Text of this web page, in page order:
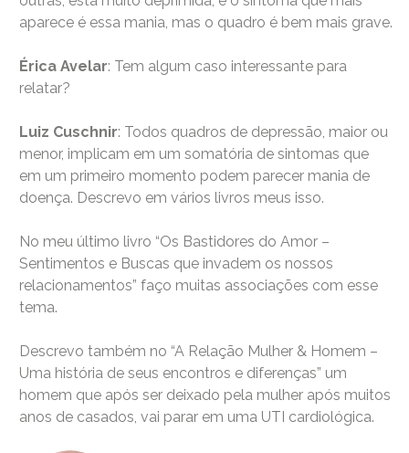
aparece é essa mania, mas o quadro é bem mais grave.
Érica Avelar: Tem algum caso interessante para
relatar?
Luiz Cuschnir: Todos quadros de depressão, maior ou
menor, implicam em um somatória de sintomas que
em um primeiro momento podem parecer mania de
doença. Descrevo em vários livros meus isso.
No meu último livro “Os Bastidores do Amor –
Sentimentos e Buscas que invadem os nossos
relacionamentos” faço muitas associações com esse
tema.
Descrevo também no “A Relação Mulher & Homem –
Uma história de seus encontros e diferenças” um
homem que após ser deixado pela mulher após muitos
anos de casados, vai parar em uma UTI cardiológica.